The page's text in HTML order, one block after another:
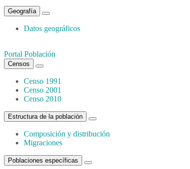
Geografía
Datos geográficos
Portal Población
Censos
Censo 1991
Censo 2001
Censo 2010
Estructura de la población
Composición y distribución
Migraciones
Poblaciones específicas